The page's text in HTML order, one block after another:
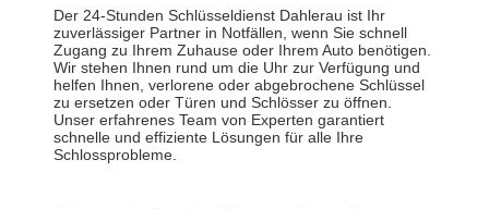
Der 24-Stunden Schlüsseldienst Dahlerau ist Ihr
zuverlässiger Partner in Notfällen, wenn Sie schnell
Zugang zu Ihrem Zuhause oder Ihrem Auto benötigen.
Wir stehen Ihnen rund um die Uhr zur Verfügung und
helfen Ihnen, verlorene oder abgebrochene Schlüssel
zu ersetzen oder Türen und Schlösser zu öffnen.
Unser erfahrenes Team von Experten garantiert
schnelle und effiziente Lösungen für alle Ihre
Schlossprobleme.